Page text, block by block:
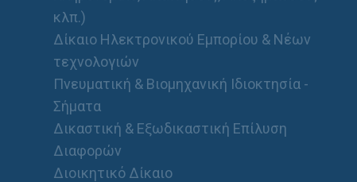
κλπ.)
Δίκαιο Ηλεκτρονικού Εμπορίου & Νέων
τεχνολογιών
Πνευματική & Βιομηχανική Ιδιοκτησία -
Σήματα
Δικαστική & Εξωδικαστική Επίλυση
Διαφορών
Διοικητικό Δίκαιο